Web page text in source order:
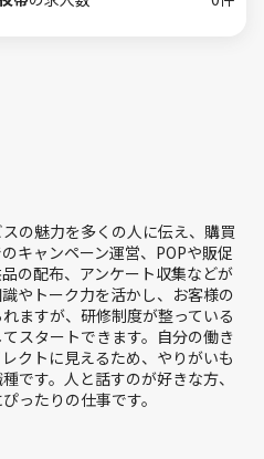
の魅力を多くの人に伝え、購買
キャンペーン運営、POPや販促
の配布、アンケート収集などが
やトーク力を活かし、お客様の
ますが、研修制度が整っている
スタートできます。自分の働き
クトに見えるため、やりがいも
です。人と話すのが好きな方、
ったりの仕事です。